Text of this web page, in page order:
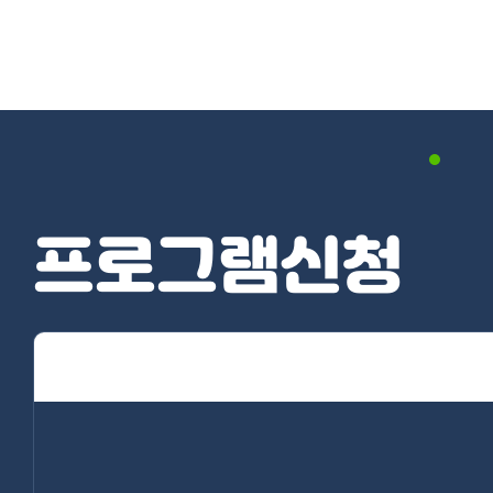
프로그램신청